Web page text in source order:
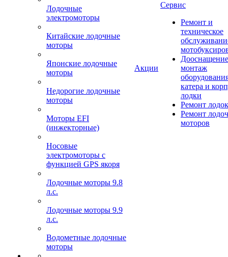
Лодочные
электромоторы
Китайские лодочные
моторы
Японские лодочные
моторы
Недорогие лодочные
моторы
Моторы EFI
(инжекторные)
Носовые
электромоторы с
функцией GPS якоря
Лодочные моторы 9.8
л.с.
Лодочные моторы 9.9
л.с.
Водометные лодочные
моторы
Акции
Сервис
Ремонт и
техническое
монтаж
катера и
лодки
Ремонт
Ремонт
моторов